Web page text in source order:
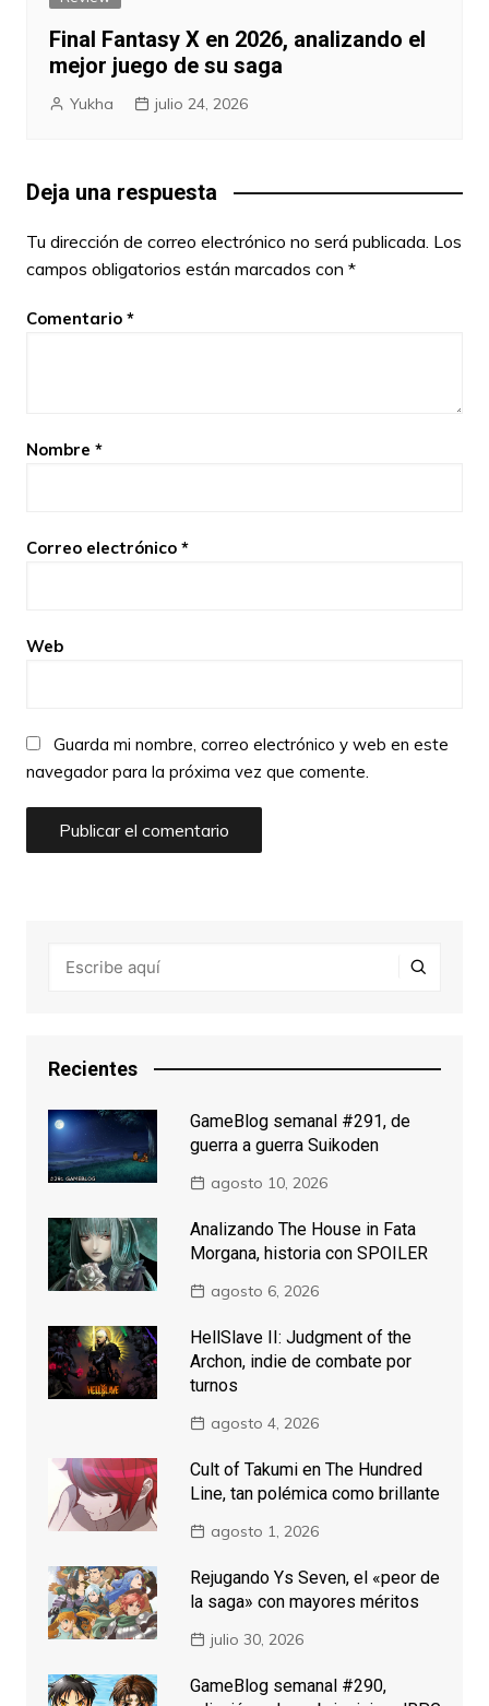
Final Fantasy X en 2026, analizando el
mejor juego de su saga
Yukha julio 24, 2026
Deja una respuesta
Tu dirección de correo electrónico no será publicada. Los
campos obligatorios están marcados con *
Comentario *
Nombre *
Correo electrónico *
Web
Guarda mi nombre, correo electrónico y web en este
navegador para la próxima vez que comente.
Recientes
GameBlog semanal #291, de
guerra a guerra Suikoden
agosto 10, 2026
Analizando The House in Fata
Morgana, historia con SPOILER
agosto 6, 2026
HellSlave II: Judgment of the
Archon, indie de combate por
turnos
agosto 4, 2026
Cult of Takumi en The Hundred
Line, tan polémica como brillante
agosto 1, 2026
Rejugando Ys Seven, el «peor de
la saga» con mayores méritos
julio 30, 2026
GameBlog semanal #290,